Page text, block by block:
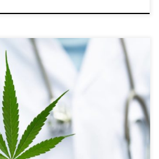
lub wytworzone przez
one na osobisty stan umysłu
układ nerwowy. Ta po spożyciu
[…]